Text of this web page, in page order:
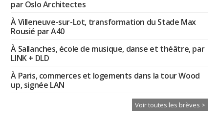
par Oslo Architectes
À Villeneuve-sur-Lot, transformation du Stade Max
Rousié par A40
À Sallanches, école de musique, danse et théâtre, par
LINK + DLD
À Paris, commerces et logements dans la tour Wood
up, signée LAN
Voir toutes les brèves >